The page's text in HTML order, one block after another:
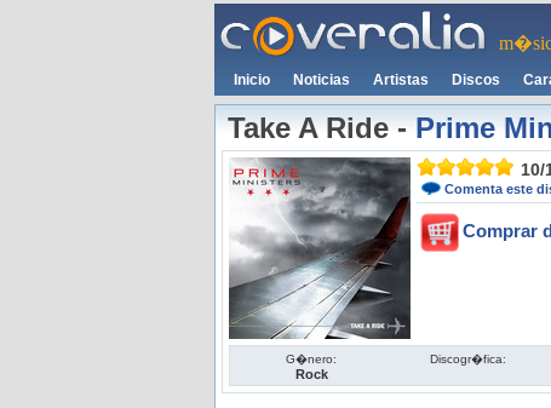
Inicio Noticias Artistas Discos
Take A Ride-Prime
10/
Comenta este
Comprar
G�nero:
Rock
Discogr�fica: